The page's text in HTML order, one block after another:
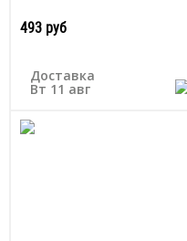
493 руб
Доставка
Вт 11 авг